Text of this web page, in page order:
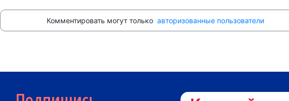
Комментировать могут толькоавторизованные пользователи